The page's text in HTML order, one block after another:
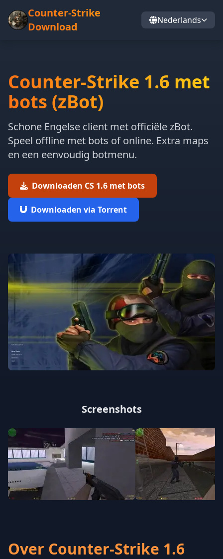
Counter-Strike
Download
Nederlands
Counter-Strike 1.6 met
bots (zBot)
Schone Engelse client met officiële zBot.
Speel offline met bots of online. Extra maps
en een eenvoudig botmenu.
Downloaden CS 1.6 met bots
Downloaden via Torrent
Screenshots
Over Counter-Strike 1.6